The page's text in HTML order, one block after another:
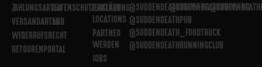
ZAHLUNGSARTEN
VERSANDARTEN
WIDERRUFSRECHT
RETOURENPORTAL
DATENSCHUTZERKLÄRUNG
AGB
PARTNER
LOCATIONS
PARTNER
WERDEN
JOBS
@SUDDENDEATHBREWING
@SUDDENDEATHPUB
@SUDDENDEATH_FOODTRUCK
@SUDDENDEATHRUNNINGCLUB
@SUDDENDEATHBREWING